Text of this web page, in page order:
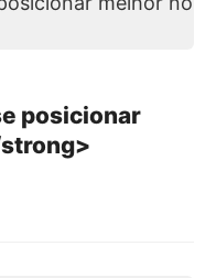
posicionar